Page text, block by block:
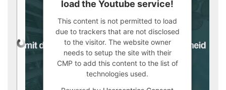
load the Youtube service!
This content is not permitted to load
due to trackers that are not disclosed
to the visitor. The website owner
needs to setup the site with their
CMP to add this content to the list of
technologies used.